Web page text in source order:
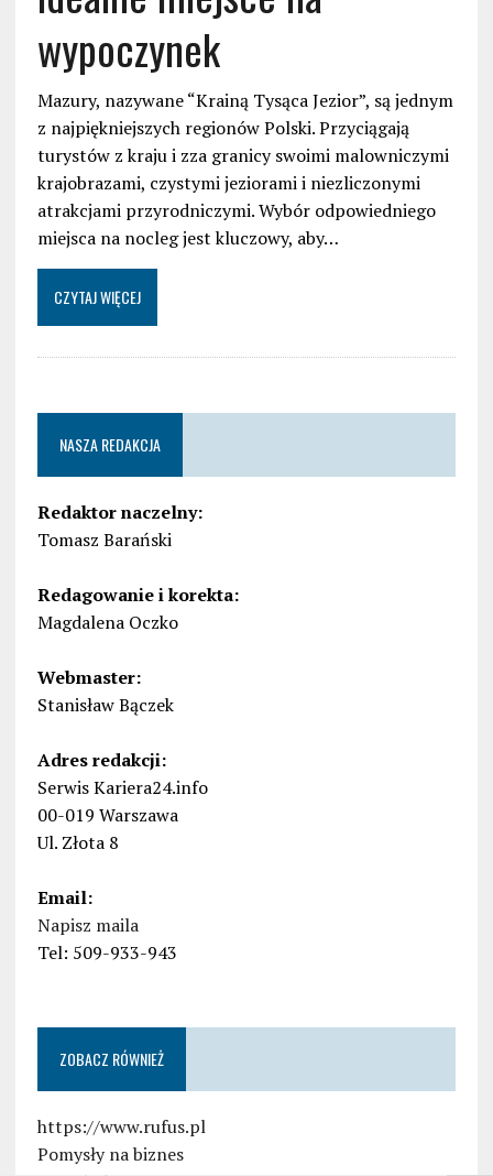
wypoczynek
Mazury, nazywane “Krainą Tysąca Jezior”, są jednym
z najpiękniejszych regionów Polski. Przyciągają
turystów z kraju i zza granicy swoimi malowniczymi
krajobrazami, czystymi jeziorami i niezliczonymi
atrakcjami przyrodniczymi. Wybór odpowiedniego
miejsca na nocleg jest kluczowy, aby…
CZYTAJ WIĘCEJ
NASZA REDAKCJA
Redaktor naczelny:
Tomasz Barański
Redagowanie i korekta:
Magdalena Oczko
Webmaster:
Stanisław Bączek
Adres redakcji:
Serwis Kariera24.info
00-019 Warszawa
Ul. Złota 8
Email:
Napisz maila
Tel: 509-933-943
ZOBACZ RÓWNIEŻ
https://www.rufus.pl
Pomysły na biznes